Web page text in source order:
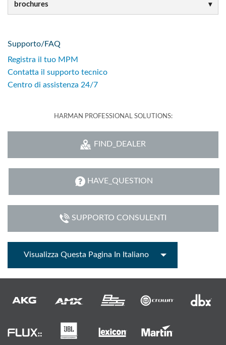
brochures
Supporto/FAQ
Registra il tuo MPM
Contatta il supporto tecnico
Centro di assistenza 24/7
HARMAN PROFESSIONAL SOLUTIONS:
FIND_DEALER
HAVE_QUESTION
SUPPORTO CONSULENTI
Visualizza Questa Pagina In Italiano